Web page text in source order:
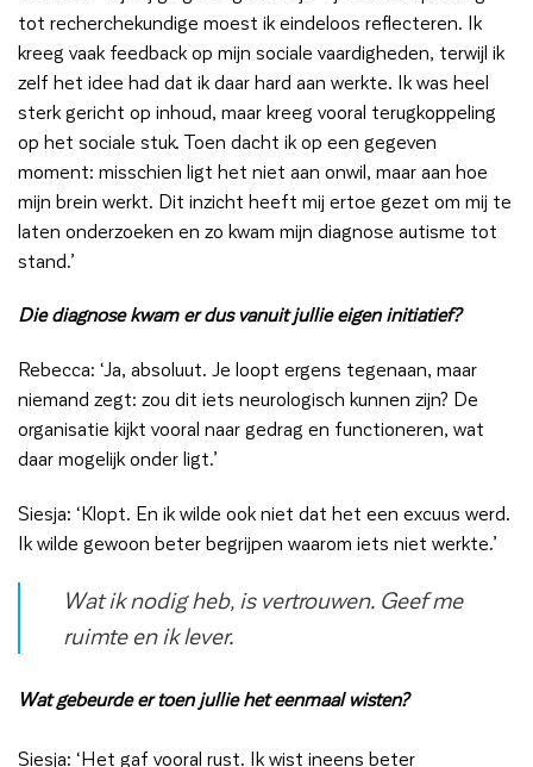
tot recherchekundige moest ik eindeloos reflecteren. Ik
kreeg vaak feedback op mijn sociale vaardigheden, terwijl ik
zelf het idee had dat ik daar hard aan werkte. Ik was heel
sterk gericht op inhoud, maar kreeg vooral terugkoppeling
op het sociale stuk. Toen dacht ik op een gegeven
moment: misschien ligt het niet aan onwil, maar aan hoe
mijn brein werkt. Dit inzicht heeft mij ertoe gezet om mij te
laten onderzoeken en zo kwam mijn diagnose autisme tot
stand.’
Die diagnose kwam er dus vanuit jullie eigen initiatief?
Rebecca: ‘Ja, absoluut. Je loopt ergens tegenaan, maar
niemand zegt: zou dit iets neurologisch kunnen zijn? De
organisatie kijkt vooral naar gedrag en functioneren, wat
daar mogelijk onder ligt.’
Siesja: ‘Klopt. En ik wilde ook niet dat het een excuus werd.
Ik wilde gewoon beter begrijpen waarom iets niet werkte.’
Wat ik nodig heb, is vertrouwen. Geef me
ruimte en ik lever.
Wat gebeurde er toen jullie het eenmaal wisten?
Siesja: ‘Het gaf vooral rust. Ik wist ineens beter